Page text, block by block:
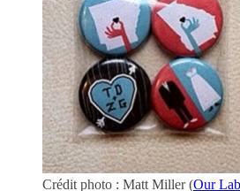
Crédit photo : Matt Miller (Our